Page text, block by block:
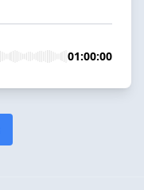
01:00:00